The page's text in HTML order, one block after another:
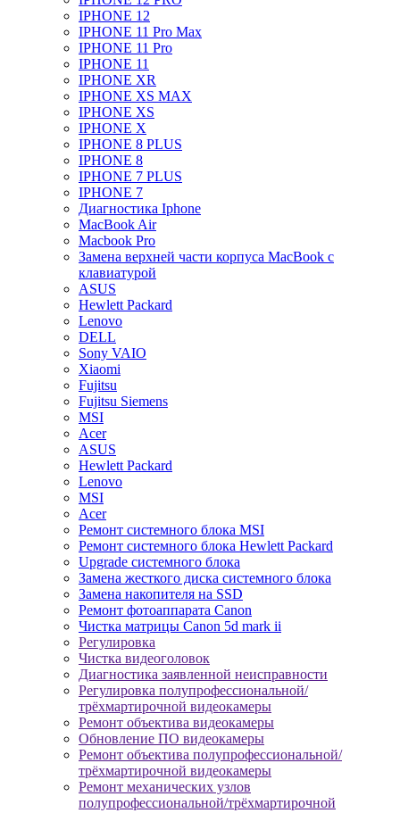
IPHONE 12
IPHONE 11 Pro Max
IPHONE 11 Pro
IPHONE 11
IPHONE XR
IPHONE XS MAX
IPHONE XS
IPHONE X
IPHONE 8 PLUS
IPHONE 8
IPHONE 7 PLUS
IPHONE 7
Диагностика Iphone
MacBook Air
Macbook Pro
Замена верхней части корпуса MacBook с
клавиатурой
ASUS
Hewlett Packard
Lenovo
DELL
Sony VAIO
Xiaomi
Fujitsu
Fujitsu Siemens
MSI
Acer
ASUS
Hewlett Packard
Lenovo
MSI
Acer
Ремонт системного блока MSI
Ремонт системного блока Hewlett Packard
Upgrade системного блока
Замена жесткого диска системного блока
Замена накопителя на SSD
Ремонт фотоаппарата Canon
Чистка матрицы Canon 5d mark ii
Регулировка
Чистка видеоголовок
Диагностика заявленной неисправности
Регулировка полупрофессиональной/
трёхмартирочной видеокамеры
Ремонт объектива видеокамеры
Обновление ПО видеокамеры
Ремонт объектива полупрофессиональной/
трёхмартирочной видеокамеры
Ремонт механических узлов
полупрофессиональной/трёхмартирочной